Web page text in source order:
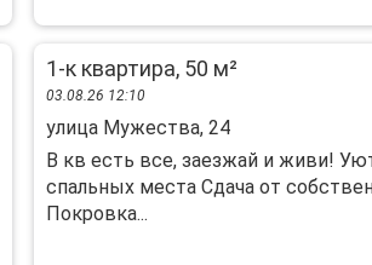
1-к квартира, 50 м²
03.08.26 12:10
улица Мужества, 24
В кв есть все, заезжай и живи!
спальных места Сдача от
Покровка...